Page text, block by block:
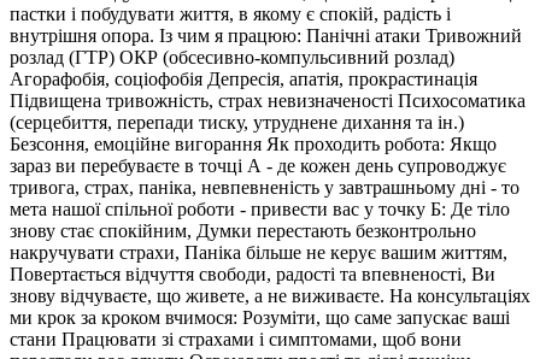
пастки і побудувати життя, в якому є спокій, радість і
внутрішня опора. Із чим я працюю: Панічні атаки Тривожний
розлад (ГТР) ОКР (обсесивно-компульсивний розлад)
Агорафобія, соціофобія Депресія, апатія, прокрастинація
Підвищена тривожність, страх невизначеності Психосоматика
(серцебиття, перепади тиску, утруднене дихання та ін.)
Безсоння, емоційне вигорання Як проходить робота: Якщо
зараз ви перебуваєте в точці А - де кожен день супроводжує
тривога, страх, паніка, невпевненість у завтрашньому дні - то
мета нашої спільної роботи - привести вас у точку Б: Де тіло
знову стає спокійним, Думки перестають безконтрольно
накручувати страхи, Паніка більше не керує вашим життям,
Повертається відчуття свободи, радості та впевненості, Ви
знову відчуваєте, що живете, а не виживаєте. На консультаціях
ми крок за кроком вчимося: Розуміти, що саме запускає ваші
стани Працювати зі страхами і симптомами, щоб вони